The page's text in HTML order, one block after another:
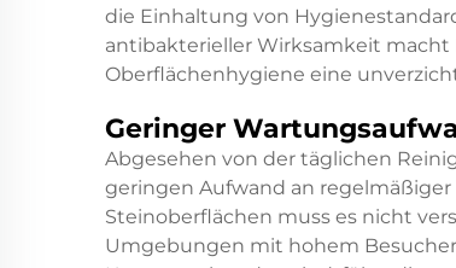
die Einhaltung von
antibakterieller Wirksamkeit
Oberflächenhygiene eine
Geringer
Abgesehen von der täglichen
geringen Aufwand an
Steinoberflächen muss es nicht
Umgebungen mit hohem